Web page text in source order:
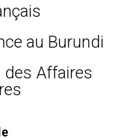
au Burundi
Affaires